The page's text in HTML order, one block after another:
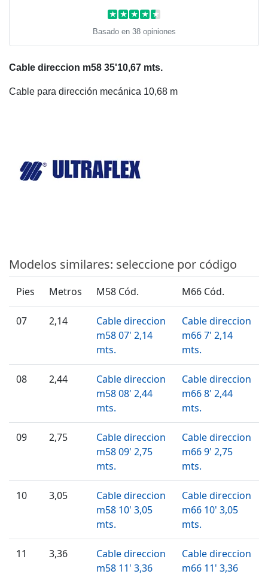
★ ★ ★ ★ ★
Basado en 38 opiniones
Cable direccion m58 35'10,67 mts.
Cable para dirección mecánica 10,68 m
Modelos similares: seleccione por código
Pies Metros M58 Cód. M66 Cód.
07 2,14
Cable direccion
m58 07' 2,14
mts.
Cable direccion
m66 7' 2,14
mts.
08 2,44
Cable direccion
m58 08' 2,44
mts.
Cable direccion
m66 8' 2,44
mts.
09 2,75
Cable direccion
m58 09' 2,75
mts.
Cable direccion
m66 9' 2,75
mts.
10 3,05
Cable direccion
m58 10' 3,05
mts.
Cable direccion
m66 10' 3,05
mts.
11 3,36
Cable direccion
m58 11' 3,36
Cable direccion
m66 11' 3,36